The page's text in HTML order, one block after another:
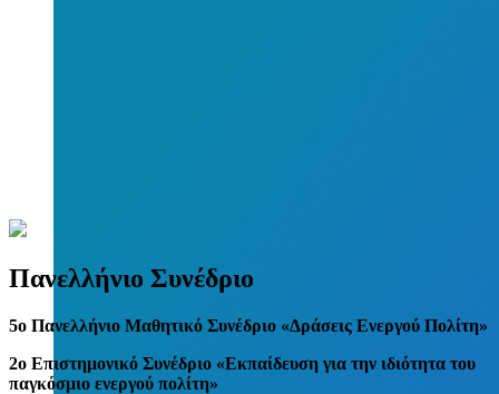
Πανελλήνιο Συνέδριο
5o Πανελλήνιο Μαθητικό Συνέδριο «Δράσεις Ενεργού Πολίτη»
2ο Επιστημονικό Συνέδριο «Εκπαίδευση για την ιδιότητα του
παγκόσμιο ενεργού πολίτη»